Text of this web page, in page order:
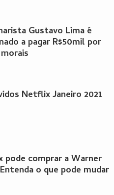
Gustavo Lima é
a pagar R$50mil por
Netflix Janeiro 2021
pode comprar a Warner
o que pode mudar